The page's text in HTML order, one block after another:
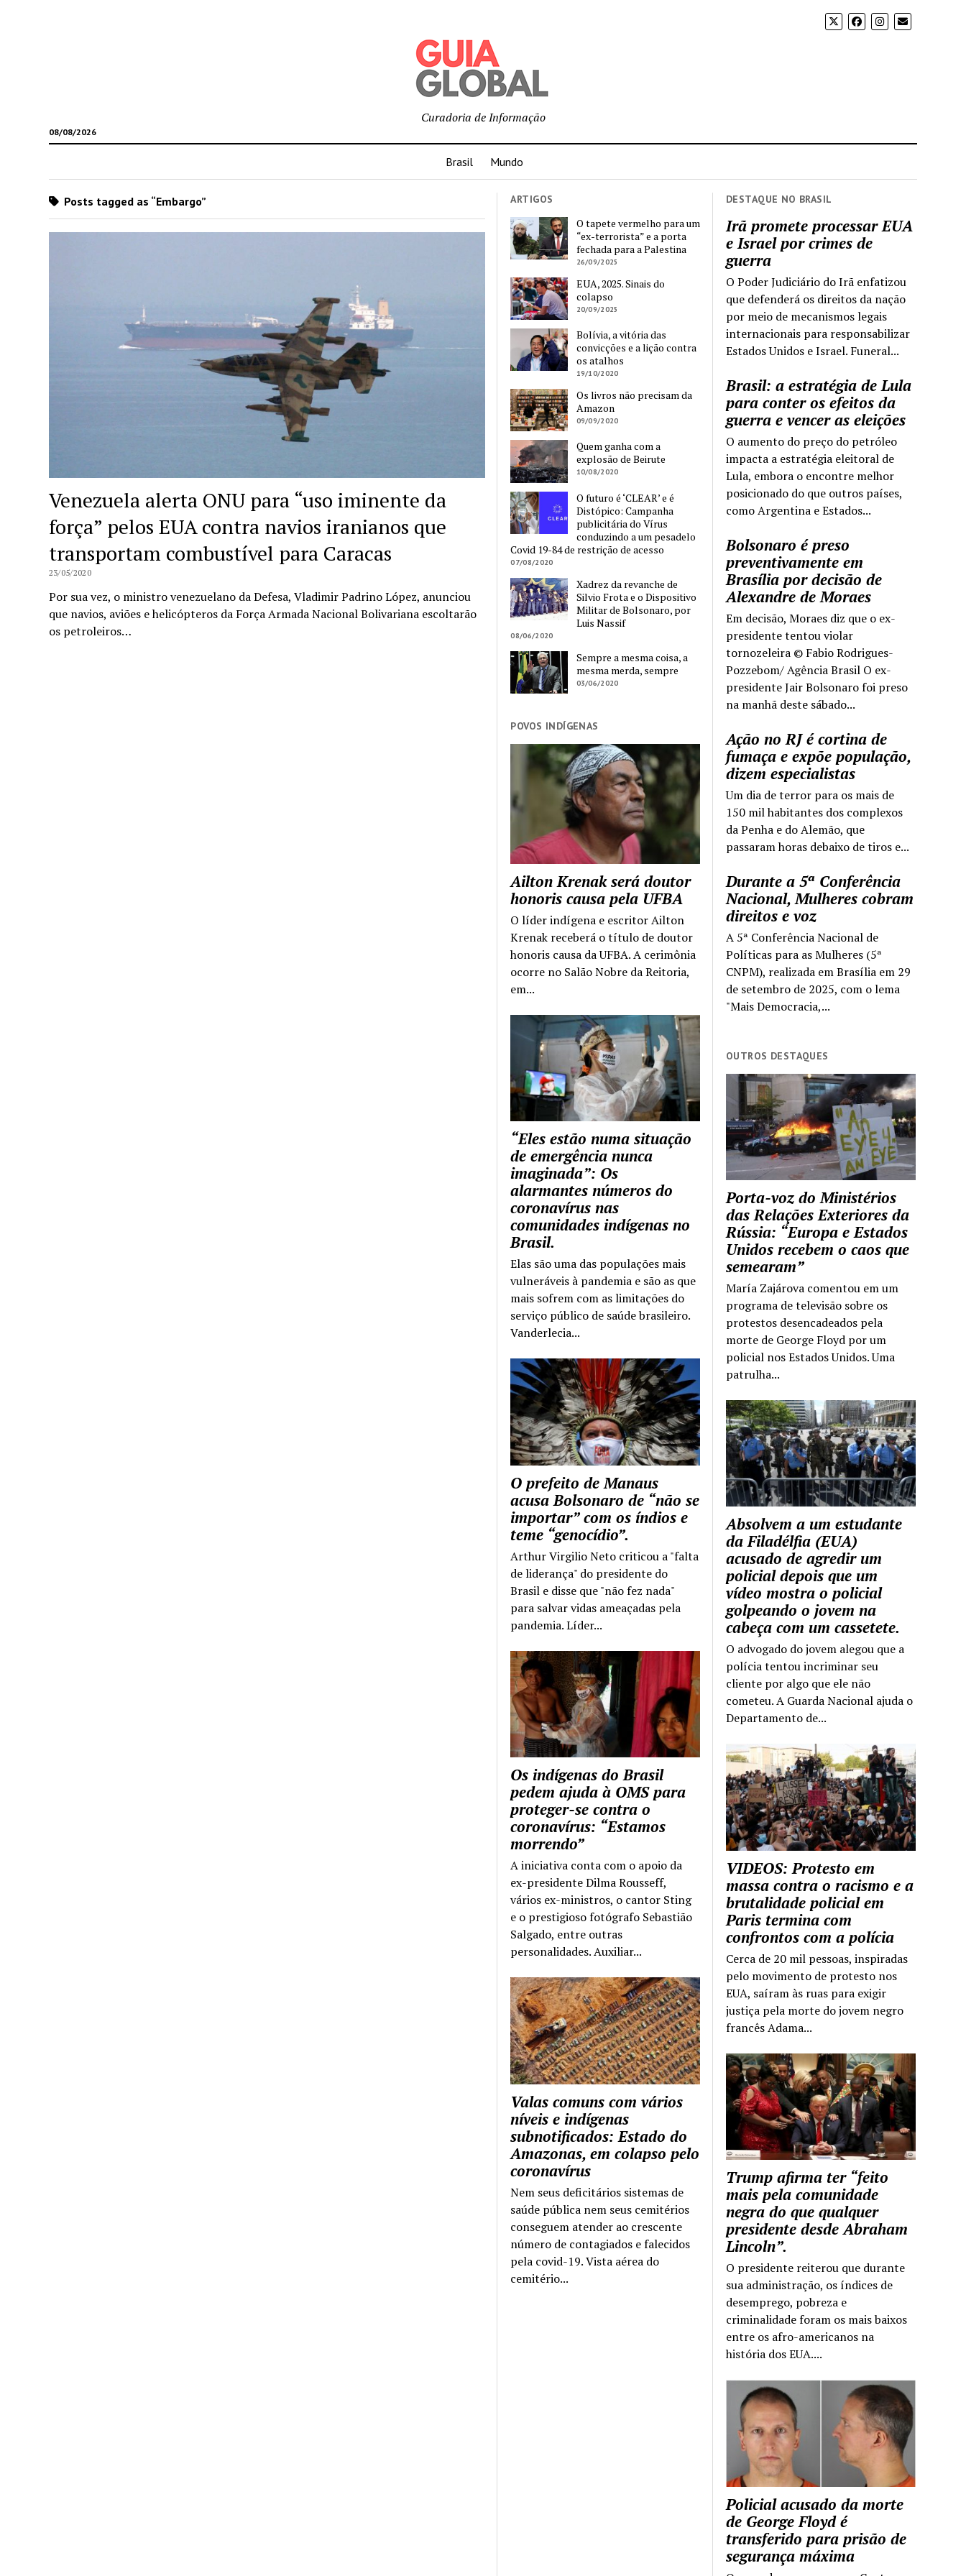
08/08/2026
Curadoria de Informação
Brasil Mundo
DESTAQUE NO BRASIL
Irã promete processar EUA
e Israel por crimes de
guerra
O Poder Judiciário do Irã enfatizou
que defenderá os direitos da nação
por meio de mecanismos legais
internacionais para responsabilizar
Estados Unidos e Israel. Funeral...
Brasil: a estratégia de Lula
para conter os efeitos da
guerra e vencer as eleições
O aumento do preço do petróleo
impacta a estratégia eleitoral de
Lula, embora o encontre melhor
posicionado do que outros países,
como Argentina e Estados...
Bolsonaro é preso
preventivamente em
Brasília por decisão de
Alexandre de Moraes
Em decisão, Moraes diz que o ex-
presidente tentou violar
tornozeleira © Fabio Rodrigues-
Pozzebom/ Agência Brasil O ex-
presidente Jair Bolsonaro foi preso
na manhã deste sábado...
Ação no RJ é cortina de
fumaça e expõe população,
dizem especialistas
Um dia de terror para os mais de
150 mil habitantes dos complexos
da Penha e do Alemão, que
passaram horas debaixo de tiros e...
Durante a 5ª Conferência
Nacional, Mulheres cobram
direitos e voz
A 5ª Conferência Nacional de
Políticas para as Mulheres (5ª
CNPM), realizada em Brasília em 29
de setembro de 2025, com o lema
"Mais Democracia,...
OUTROS DESTAQUES
Porta-voz do Ministérios
das Relações Exteriores da
Rússia: “Europa e Estados
Unidos recebem o caos que
semearam”
María Zajárova comentou em um
programa de televisão sobre os
protestos desencadeados pela
morte de George Floyd por um
policial nos Estados Unidos. Uma
patrulha...
Absolvem a um estudante
da Filadélfia (EUA)
acusado de agredir um
policial depois que um
vídeo mostra o policial
golpeando o jovem na
cabeça com um cassetete.
O advogado do jovem alegou que a
polícia tentou incriminar seu
cliente por algo que ele não
cometeu. A Guarda Nacional ajuda o
Departamento de...
VIDEOS: Protesto em
massa contra o racismo e a
brutalidade policial em
Paris termina com
confrontos com a polícia
Cerca de 20 mil pessoas, inspiradas
pelo movimento de protesto nos
EUA, saíram às ruas para exigir
justiça pela morte do jovem negro
francês Adama...
Trump afirma ter “feito
mais pela comunidade
negra do que qualquer
presidente desde Abraham
Lincoln”.
O presidente reiterou que durante
sua administração, os índices de
desemprego, pobreza e
criminalidade foram os mais baixos
entre os afro-americanos na
história dos EUA....
Policial acusado da morte
de George Floyd é
transferido para prisão de
segurança máxima
Posts tagged as “Embargo”
Venezuela alerta ONU para “uso iminente da
força” pelos EUA contra navios iranianos que
transportam combustível para Caracas
23/05/2020
Por sua vez, o ministro venezuelano da Defesa, Vladimir Padrino López, anunciou
que navios, aviões e helicópteros da Força Armada Nacional Bolivariana escoltarão
os petroleiros…
ARTIGOS
O tapete vermelho para um
“ex-terrorista” e a porta
fechada para a Palestina
26/09/2025
EUA, 2025. Sinais do
colapso
20/09/2025
Bolívia, a vitória das
convicções e a lição contra
os atalhos
19/10/2020
Os livros não precisam da
Amazon
09/09/2020
Quem ganha com a
explosão de Beirute
10/08/2020
O futuro é ‘CLEAR’ e é
Distópico: Campanha
publicitária do Vírus
conduzindo a um pesadelo
Covid 19-84 de restrição de acesso
07/08/2020
Xadrez da revanche de
Silvio Frota e o Dispositivo
Militar de Bolsonaro, por
Luis Nassif
08/06/2020
Sempre a mesma coisa, a
mesma merda, sempre
03/06/2020
POVOS INDÍGENAS
Ailton Krenak será doutor
honoris causa pela UFBA
O líder indígena e escritor Ailton
Krenak receberá o título de doutor
honoris causa da UFBA. A cerimônia
ocorre no Salão Nobre da Reitoria,
em...
“Eles estão numa situação
de emergência nunca
imaginada”: Os
alarmantes números do
coronavírus nas
comunidades indígenas no
Brasil.
Elas são uma das populações mais
vulneráveis à pandemia e são as que
mais sofrem com as limitações do
serviço público de saúde brasileiro.
Vanderlecia...
O prefeito de Manaus
acusa Bolsonaro de “não se
importar” com os índios e
teme “genocídio”.
Arthur Virgilio Neto criticou a "falta
de liderança" do presidente do
Brasil e disse que "não fez nada"
para salvar vidas ameaçadas pela
pandemia. Líder...
Os indígenas do Brasil
pedem ajuda à OMS para
proteger-se contra o
coronavírus: “Estamos
morrendo”
A iniciativa conta com o apoio da
ex-presidente Dilma Rousseff,
vários ex-ministros, o cantor Sting
e o prestigioso fotógrafo Sebastião
Salgado, entre outras
personalidades. Auxiliar...
Valas comuns com vários
níveis e indígenas
subnotificados: Estado do
Amazonas, em colapso pelo
coronavírus
Nem seus deficitários sistemas de
saúde pública nem seus cemitérios
conseguem atender ao crescente
número de contagiados e falecidos
pela covid-19. Vista aérea do
cemitério...